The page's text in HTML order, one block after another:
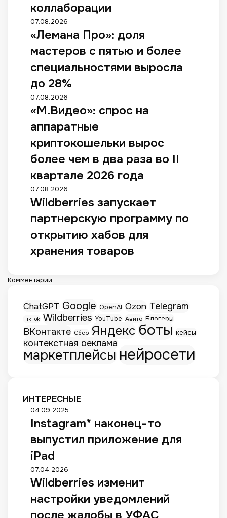
коллаборации
07.08.2026
«Лемана Про»: доля
мастеров с пятью и более
специальностями выросла
до 28%
07.08.2026
«М.Видео»: спрос на
аппаратные
криптокошельки вырос
более чем в два раза во II
квартале 2026 года
07.08.2026
Wildberries запускает
партнерскую программу по
открытию хабов для
хранения товаров
Комментарии
ChatGPT Google OpenAI Ozon Telegram
TikTok Wildberries YouTube Авито Блогеры
ВКонтакте Сбер Яндекс боты кейсы
контекстная реклама
маркетплейсы нейросети
ИНТЕРЕСНЫЕ
I
n
t
a
r
a
m
04.09.2025
Instagram* наконец-то
выпустил приложение для
iPad
W
i
d
b
07.04.2026
Wildberries изменит
настройки уведомлений